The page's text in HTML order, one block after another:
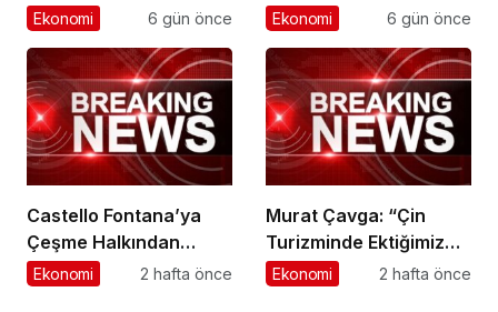
Konsept İş Ortağı
Standartlarında Yeni
Bir Dönem Başlatıyor
Ekonomi 6 gün önce
arttı
Ekonomi 6 gün önce
Castello Fontana’ya
Çeşme Halkından
Güçlü Destek
Ekonomi 2 hafta önce
Murat Çavga: “Çin
Turizminde Ektiğimiz
Tohumlar Filiz Vermeye
Ekonomi 2 hafta önce